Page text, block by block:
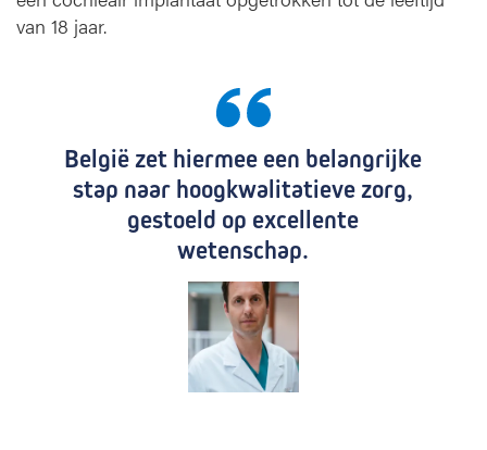
van 18 jaar.
België zet hiermee een belangrijke
stap naar hoogkwalitatieve zorg,
gestoeld op excellente
wetenschap.